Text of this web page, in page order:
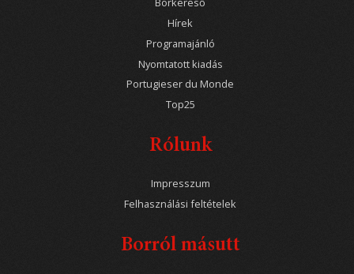
Hírek
Programajánló
Nyomtatott kiadás
Portugieser du Monde
Top25
Rólunk
Impresszum
Felhasználási feltételek
Borról másutt